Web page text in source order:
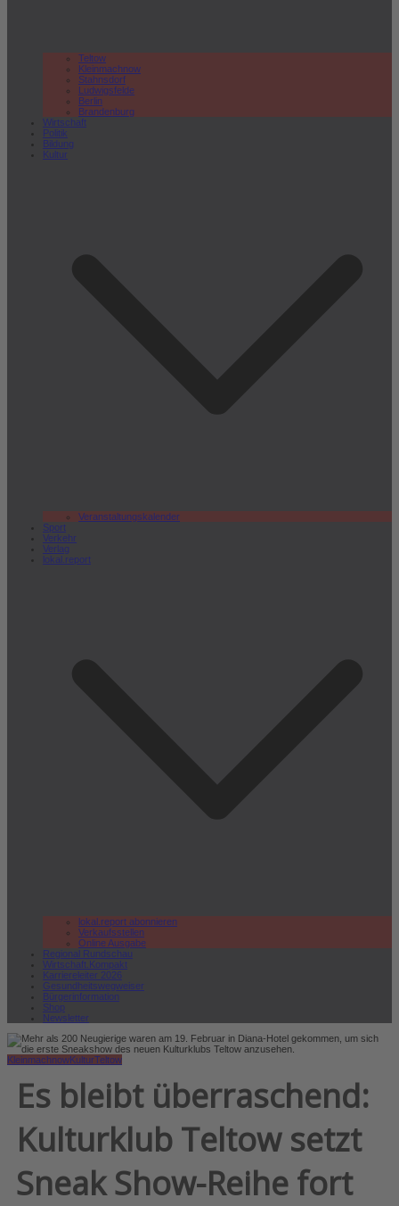
Teltow
Kleinmachnow
Stahnsdorf
Ludwigsfelde
Berlin
Brandenburg
Wirtschaft
Politik
Bildung
Kultur
Veranstaltungskalender
Sport
Verkehr
Verlag
lokal.report
lokal.report abonnieren
Verkaufsstellen
Online Ausgabe
Regional Rundschau
Wirtschaft.Kompakt
Karriereleiter 2026
Gesundheitswegweiser
Bürgerinformation
Shop
Newsletter
KleinmachnowKulturTeltow
Es bleibt überraschend:
Kulturklub Teltow setzt
Sneak Show-Reihe fort